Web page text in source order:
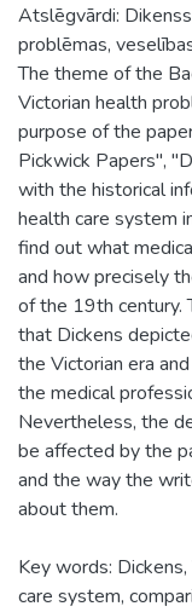
Atslēgvārdi:
problēmas,
The theme of the
Victorian health
purpose of the
Pickwick Papers'',
with the historical
health care system
find out what
and how precisely
of the 19th century.
that Dickens
the Victorian era
the medical
Nevertheless, the
be affected by the
and the way the
about them.
Key words:
care system,